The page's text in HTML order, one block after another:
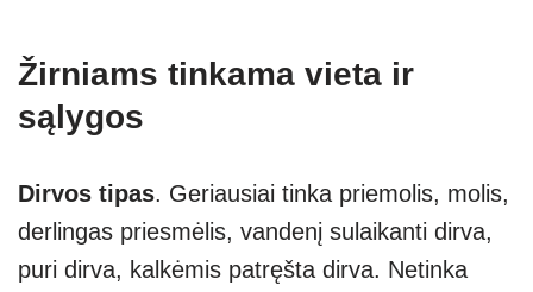
Žirniams tinkama vieta ir
sąlygos
Dirvos tipas. Geriausiai tinka priemolis, molis,
derlingas priesmėlis, vandenį sulaikanti dirva,
puri dirva, kalkėmis patręšta dirva. Netinka